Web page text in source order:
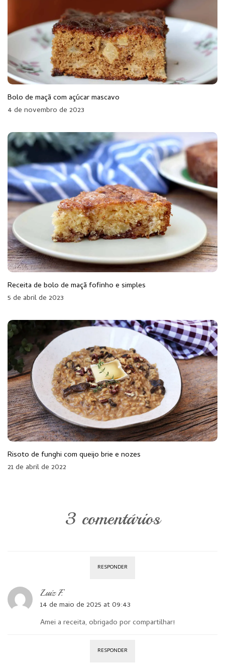
Bolo de maçã com açúcar mascavo
4 de novembro de 2023
Receita de bolo de maçã fofinho e simples
5 de abril de 2023
Risoto de funghi com queijo brie e nozes
21 de abril de 2022
3 comentários
RESPONDER
Luiz F.
14 de maio de 2025 at 09:43
Amei a receita, obrigado por compartilhar!
RESPONDER